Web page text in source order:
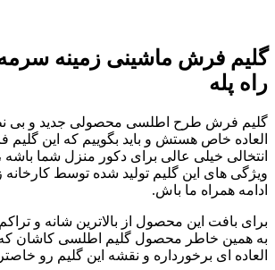
گلیم فرش ماشینی زمینه
راه پله
گلیم فرش طرح اطلسی محصولی جدید و بی
العاده خاص هستش و باید بگوییم که این
انتخالی خیلی عالی برای دکور منزل شما باشه
ویژگی های این گلیم تولید شده توسط
ادامه همراه ما باش.
برای بافت این محصول از بالاترین شانه و
به همین خاطر محصول گلیم اطلسی کاشان که
العاده ای برخورداره و نقشه این گلیم رو